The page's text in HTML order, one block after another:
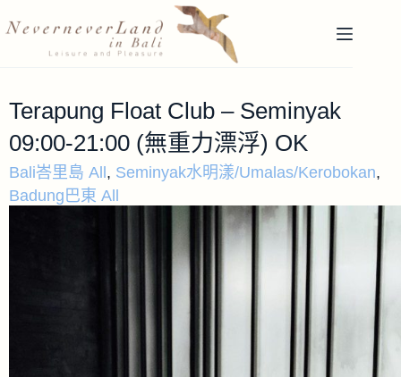
Terapung Float Club – Seminyak
09:00-21:00 (無重力漂浮) OK
Bali峇里島 All , Seminyak水明漾/Umalas/Kerobokan,
Badung巴東 All